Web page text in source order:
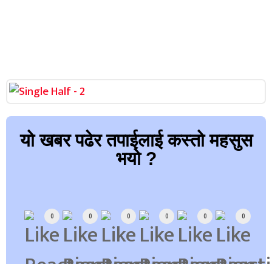
यो खबर पढेर तपाईलाई कस्तो महसुस
भयो ?
0 0 0 0 0 0